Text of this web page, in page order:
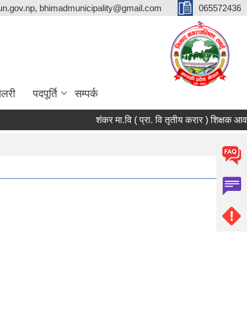
bhimadmunicipality@gmail.com 065572436
पदपूर्ति सम्पर्क
शंकर मा.वि ( प्रा. वि तृतीय करार ) शिक्षक आवश्यकता